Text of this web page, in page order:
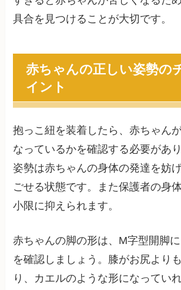
具合を見つけることが大切です。
赤ちゃんの正しい姿勢の
イント
抱っこ紐を装着したら、赤ちゃん
なっているかを確認する必要があ
姿勢は赤ちゃんの身体の発達を妨
ごせる状態です。また保護者の身
小限に抑えられます。
赤ちゃんの脚の形は、M字型開脚
を確認しましょう。膝がお尻より
り、カエルのような形になってい